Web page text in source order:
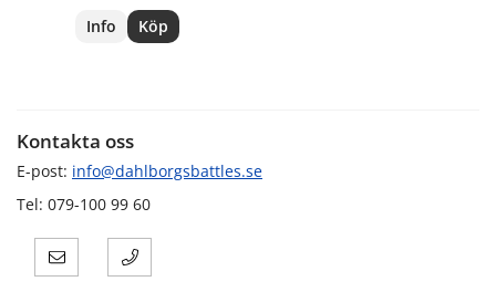
Info Köp
Kontakta oss
E-post: info@dahlborgsbattles.se
Tel: 079-100 99 60